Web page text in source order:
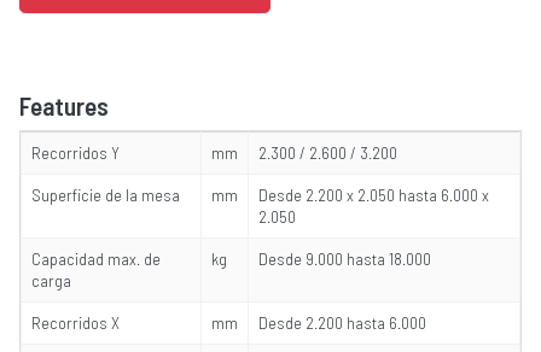
Features
Recorridos Y mm 2.300 / 2.600 / 3.200
Superficie de la mesa mm
Desde 2.200 x 2.050 hasta 6.000 x
2.050
Capacidad max. de
carga
kg Desde 9.000 hasta 18.000
Recorridos X mm Desde 2.200 hasta 6.000